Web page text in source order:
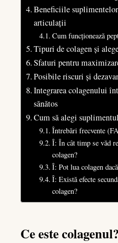
Beneficiile
articulații
Cum funcționează
Tipuri de colagen și
Sfaturi pentru
Posibile riscuri și
Integrarea colagenului
sănătos
Cum să alegi
Întrebări frecvente
Î: În cât timp se văd
colagen?
Î: Pot lua colagen
Î: Există efecte
colagen?
Ce este colagenul?